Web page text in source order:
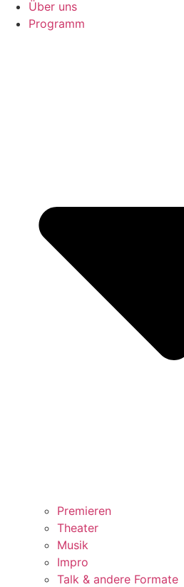
Über uns
Programm
Premieren
Theater
Musik
Impro
Talk & andere Formate